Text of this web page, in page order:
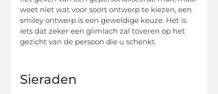
weet niet wat voor soort ontwerp te kiezen, een
smiley ontwerp is een geweldige keuze. Het is
iets dat zeker een glimlach zal toveren op het
gezicht van de persoon die u schenkt.
Sieraden